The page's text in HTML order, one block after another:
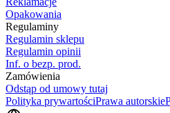
Opakowania
Regulaminy
Regulamin sklepu
Regulamin opinii
Inf. o bezp. prod.
Zamówienia
Odstąp od umowy tutaj
Polityka prywartościPrawa autorskie